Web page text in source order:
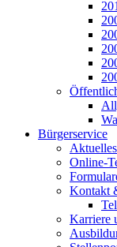
Bürgerservice
Online-
Kontakt
Karriere